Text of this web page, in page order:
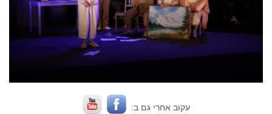
עקוב אחרי גם ב: